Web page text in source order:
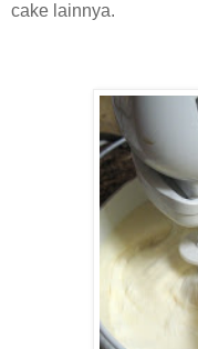
cake lainnya.